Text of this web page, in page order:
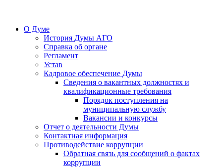
О Думе
История Думы АГО
Справка об органе
Регламент
Устав
Кадровое обеспечение Думы
Сведения о вакантных должностях и
квалификационные требования
Порядок поступления на
муниципальную службу
Вакансии и конкурсы
Отчет о деятельности Думы
Контактная информация
Противодействие коррупции
Обратная связь для сообщений о фактах
коррупции